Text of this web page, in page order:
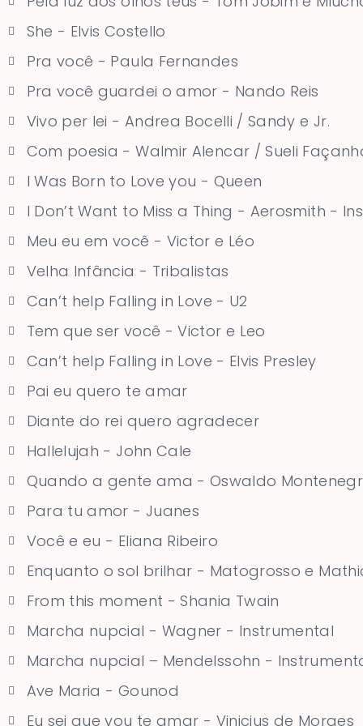
She - Elvis Costello
Pra você - Paula Fernandes
Pra você guardei o amor - Nando Reis
Vivo per lei - Andrea Bocelli / Sandy e Jr.
Com poesia - Walmir Alencar / Sueli
I Was Born to Love you - Queen
I Don’t Want to Miss a Thing - Aerosmith -
Meu eu em você - Victor e Léo
Velha Infância - Tribalistas
Can’t help Falling in Love - U2
Tem que ser você - Victor e Leo
Can’t help Falling in Love - Elvis Presley
Pai eu quero te amar
Diante do rei quero agradecer
Hallelujah - John Cale
Quando a gente ama - Oswaldo
Para tu amor - Juanes
Você e eu - Eliana Ribeiro
Enquanto o sol brilhar - Matogrosso e
From this moment - Shania Twain
Marcha nupcial - Wagner - Instrumental
Marcha nupcial – Mendelssohn -
Ave Maria - Gounod
Eu sei que vou te amar - Vinicius de Moraes